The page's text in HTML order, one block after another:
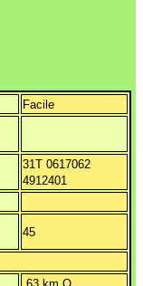
Facile
31T 0617062
4912401
45